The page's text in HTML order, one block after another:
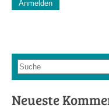
Diese Sicherheitsfrage
Suchformular
Suche
Neueste